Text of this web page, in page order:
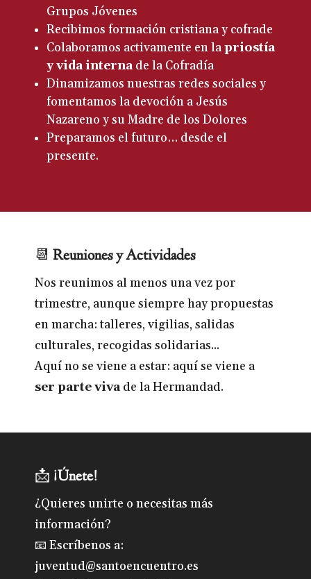
Grupos Jóvenes
Recibimos formación cristiana y cofrade
Colaboramos activamente en lapriostía
y vida interna de la Cofradía
Dinamizamos nuestras redes sociales y
fomentamos la devoción a Jesús
Nazareno y su Madre de los Dolores
Preparamos el futuro… desde el
presente.
📆 Reuniones y Actividades
Nos reunimos al menos una vez por
trimestre, aunque siempre hay propuestas
en marcha: talleres, vigilias, salidas
culturales, recogidas solidarias...
Aquí no se viene a estar: aquí se viene a
ser parte viva de la Hermandad.
📩 ¡Únete!
¿Quieres unirte o necesitas más
información?
📧 Escríbenos a:
juventud@santoencuentro.es